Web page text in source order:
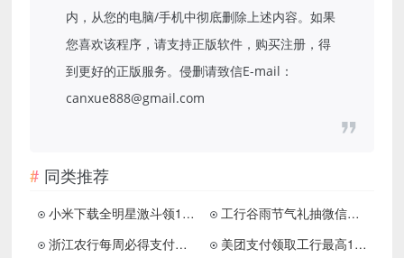
内，从您的电脑/手机中彻底删除上述内容。如果
您喜欢该程序，请支持正版软件，购买注册，得
到更好的正版服务。侵删请致信E-mail：
canxue888@gmail.com
同类推荐
小米下载全明星激斗领1元红包
工行谷雨节气礼抽微信立减金
浙江农行每周必得支付宝红包
美团支付领取工行最高10亓券